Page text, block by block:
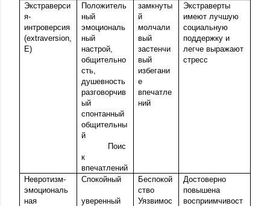
Экстраверси
я-
интроверсия
(extraversion,
E)
Положитель
ный
эмоциональ
ный
настрой,
общительно
сть,
душевность
разговорчив
ый
спонтанный
общительны
й
Поис
к
впечатлений
замкнуты
й
молчали
вый
застенчи
вый
избегани
е
впечатле
ний
Экстраверты
имеют лучшую
социальную
поддержку и
легче выражают
стресс
Невротизм-
эмоциональ
ная
Спокойный
уверенный
Беспокой
ство
Уязвимос
Достоверно
повышена
восприимчивост